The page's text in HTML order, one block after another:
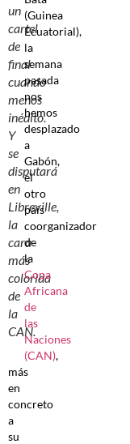
un
cartel
de
final
cuando
menos
inédito.
Y
se
disputará
en
Libreville,
la
cara
más
colorida
de
la
CAN.
(Guinea
Ecuatorial),
la
semana
pasada
nos
hemos
desplazado
a
Gabón,
el
otro
país
coorganizador
de
la
Copa
Africana
de
las
Naciones
(CAN),
más
en
concreto
a
su